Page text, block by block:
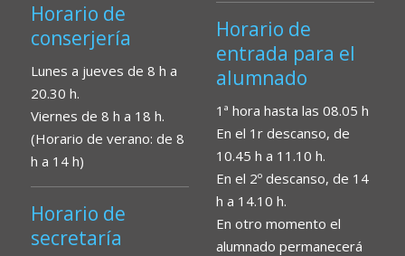
Horario de
conserjería
Lunes a jueves de 8 h a
20.30 h.
Viernes de 8 h a 18 h.
(Horario de verano: de 8
h a 14 h)
Horario de
secretaría
Horario de
entrada para el
alumnado
1ª hora hasta las 08.05 h
En el 1r descanso, de
10.45 h a 11.10 h.
En el 2º descanso, de 14
h a 14.10 h.
En otro momento el
alumnado permanecerá